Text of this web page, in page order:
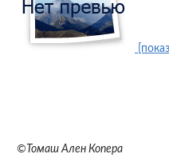
©Томаш Ален Копера